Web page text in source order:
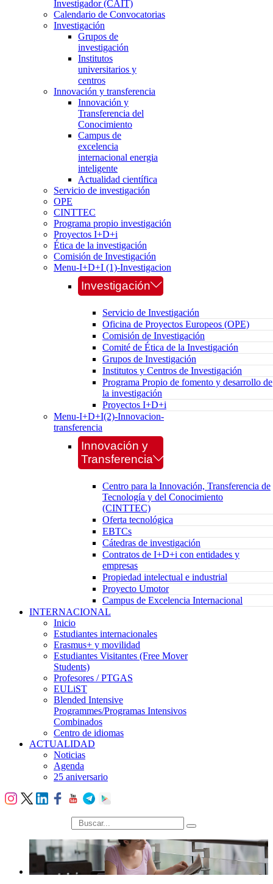
Investigador (CAIT)
Calendario de Convocatorias
Investigación
Grupos de
investigación
Institutos
universitarios y
centros
Innovación y transferencia
Innovación y
Transferencia del
Conocimiento
Campus de
excelencia
internacional energia
inteligente
Actualidad científica
Servicio de investigación
OPE
CINTTEC
Programa propio investigación
Proyectos I+D+i
Ética de la investigación
Comisión de Investigación
Menu-I+D+I (1)-Investigacion
Investigación
Servicio de Investigación
Oficina de Proyectos Europeos (OPE)
Comisión de Investigación
Comité de Ética de la Investigación
Grupos de Investigación
Institutos y Centros de Investigación
Programa Propio de fomento y desarrollo de
la investigación
Proyectos I+D+i
Menu-I+D+I(2)-Innovacion-
transferencia
Innovación y
Transferencia
Centro para la Innovación, Transferencia de
Tecnología y del Conocimiento
(CINTTEC)
Oferta tecnológica
EBTCs
Cátedras de investigación
Contratos de I+D+i con entidades y
empresas
Propiedad intelectual e industrial
Proyecto Umotor
Campus de Excelencia Internacional
INTERNACIONAL
Inicio
Estudiantes internacionales
Erasmus+ y movilidad
Estudiantes Visitantes (Free Mover
Students)
Profesores / PTGAS
EULiST
Blended Intensive
Programmes/Programas Intensivos
Combinados
Centro de idiomas
ACTUALIDAD
Noticias
Agenda
25 aniversario
búsqueda